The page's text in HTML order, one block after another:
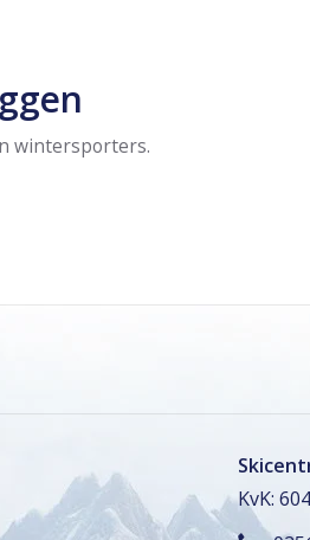
wintersporters.
KvK: